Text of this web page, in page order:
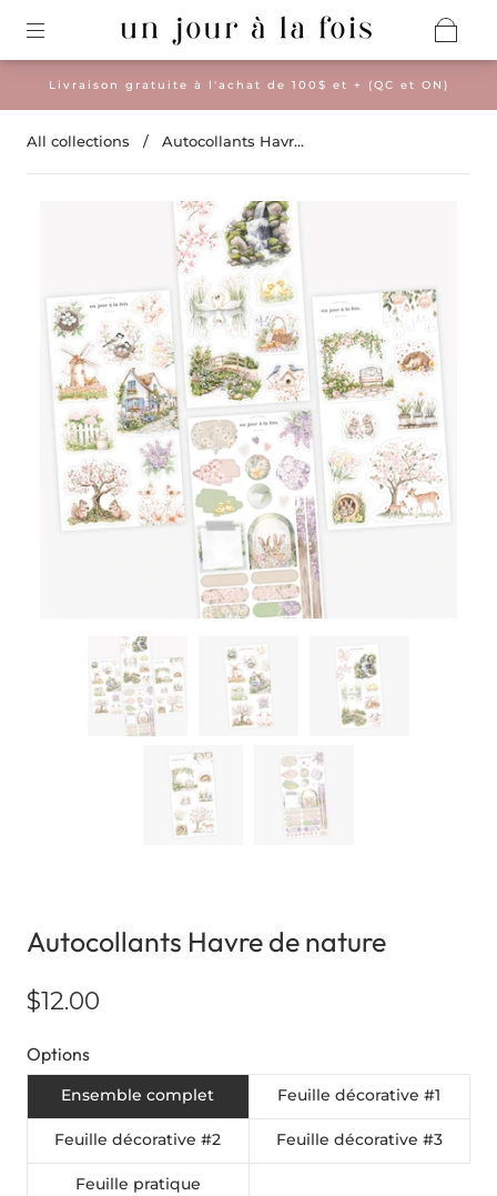
Livraison gratuite à l'achat de 100$ et + (QC et ON)
All collections / Autocollants Havr...
Autocollants Havre de nature
$12.00
Options
Ensemble complet Feuille décorative #1
Feuille décorative #2 Feuille décorative #3
Feuille pratique